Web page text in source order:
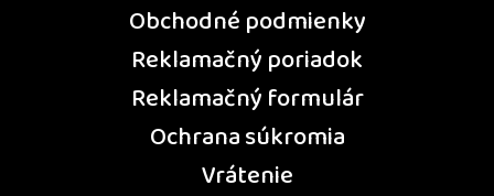
Obchodné podmienky
Reklamačný poriadok
Reklamačný formulár
Ochrana súkromia
Vrátenie